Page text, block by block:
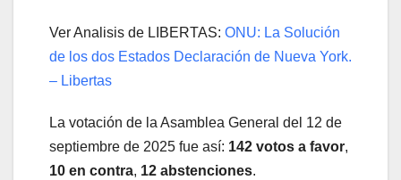
Ver Analisis de LIBERTAS: ONU: La Solución
de los dos Estados Declaración de Nueva York.
– Libertas
La votación de la Asamblea General del 12 de
septiembre de 2025 fue así: 142 votos a favor,
10 en contra, 12 abstenciones.